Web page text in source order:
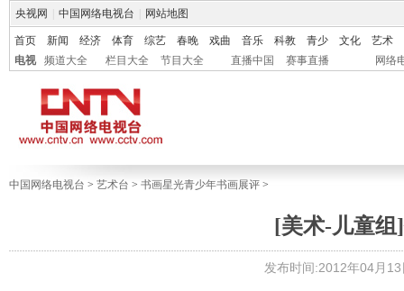
央视网 中国网络电视台 网站地图
首页 新闻 经济 体育 综艺 春晚 戏曲 音乐 科教 青少 文化
艺术
电视
频道大全 栏目大全 节目大全 直播中国 赛事直播 网络
中国网络电视台 > 艺术台 > 书画星光青少年书画展评 >
[美术-儿童组
发布时间:2012年04月